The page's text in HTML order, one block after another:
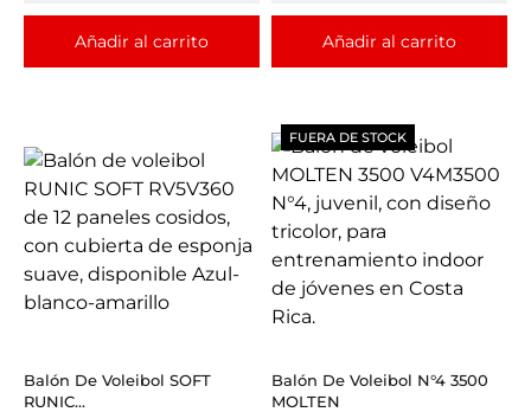
Añadir al carrito Añadir al carrito
Balón De Voleibol SOFT
RUNIC...
Balón De Voleibol N°4 3500
MOLTEN
FUERA DE STOCK